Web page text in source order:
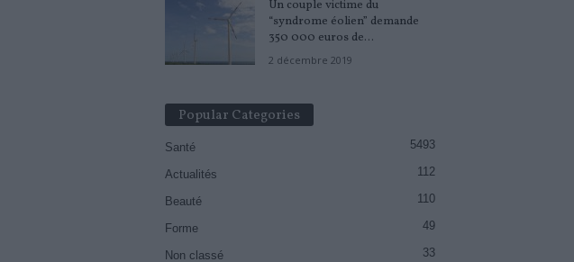
Un couple victime du
“syndrome éolien” demande
350 000 euros de...
2 décembre 2019
Popular Categories
Santé 5493
Actualités 112
Beauté 110
Forme 49
Non classé 33